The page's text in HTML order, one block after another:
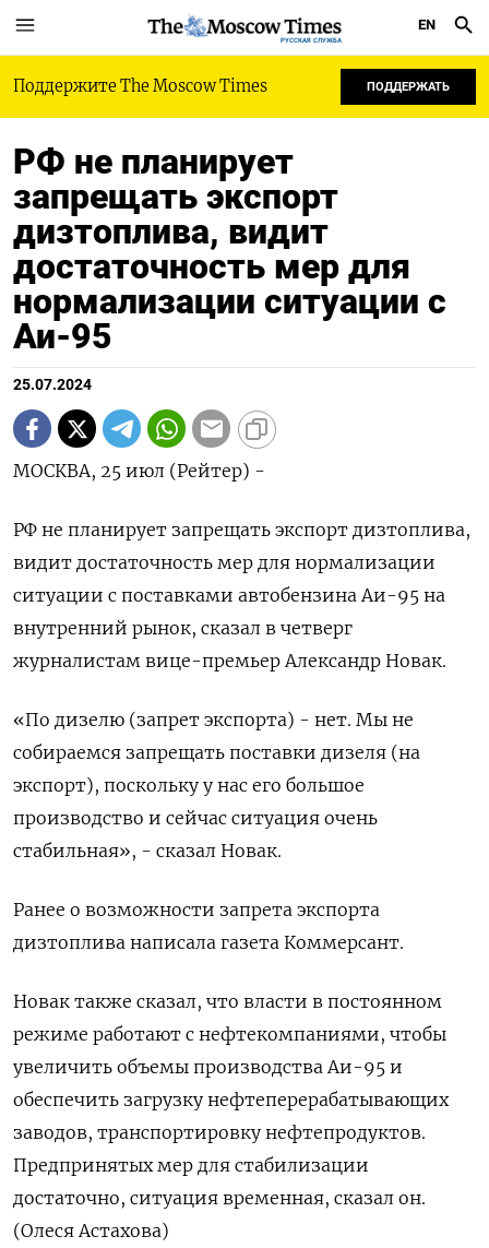
РУССКАЯ СЛУЖБА
EN
Поддержите The Moscow Times ПОДДЕРЖАТЬ
РФ не планирует
запрещать экспорт
дизтоплива, видит
достаточность мер для
нормализации ситуации с
Аи-95
25.07.2024
МОСКВА, 25 июл (Рейтер) -
РФ не планирует запрещать экспорт дизтоплива,
видит достаточность мер для нормализации
ситуации с поставками автобензина Аи-95 на
внутренний рынок, сказал в четверг
журналистам вице-премьер Александр Новак.
«По дизелю (запрет экспорта) - нет. Мы не
собираемся запрещать поставки дизеля (на
экспорт), поскольку у нас его большое
производство и сейчас ситуация очень
стабильная», - сказал Новак.
Ранее о возможности запрета экспорта
дизтоплива написала газета Коммерсант.
Новак также сказал, что власти в постоянном
режиме работают с нефтекомпаниями, чтобы
увеличить объемы производства Аи-95 и
обеспечить загрузку нефтеперерабатывающих
заводов, транспортировку нефтепродуктов.
Предпринятых мер для стабилизации
достаточно, ситуация временная, сказал он.
(Олеся Астахова)